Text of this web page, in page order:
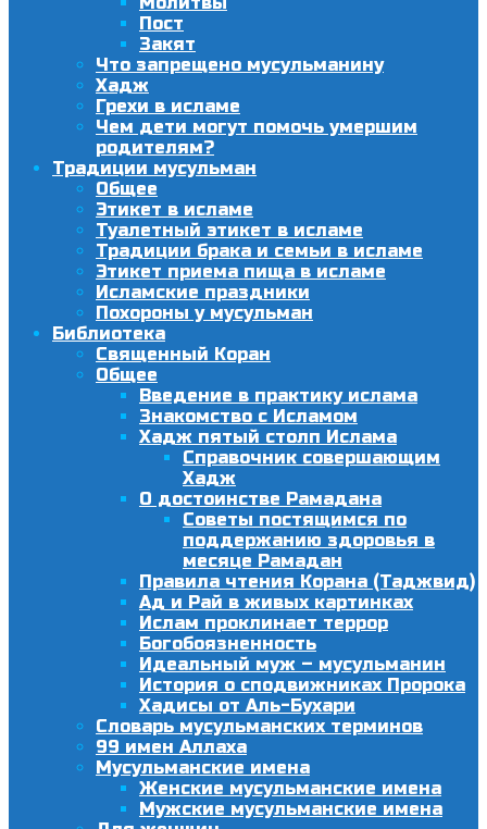
Пост
Закят
Что запрещено мусульманину
Хадж
Грехи в исламе
Чем дети могут помочь умершим
родителям?
Традиции мусульман
Общее
Этикет в исламе
Туалетный этикет в исламе
Традиции брака и семьи в исламе
Этикет приема пища в исламе
Исламские праздники
Похороны у мусульман
Библиотека
Священный Коран
Общее
Введение в практику ислама
Знакомство с Исламом
Хадж пятый столп Ислама
Справочник совершающим
Хадж
О достоинстве Рамадана
Советы постящимся по
поддержанию здоровья в
месяце Рамадан
Правила чтения Корана (Таджвид)
Ад и Рай в живых картинках
Ислам проклинает террор
Богобоязненность
Идеальный муж – мусульманин
История о сподвижниках Пророка
Хадисы от Аль-Бухари
Словарь мусульманских терминов
99 имен Аллаха
Мусульманские имена
Женские мусульманские имена
Мужские мусульманские имена